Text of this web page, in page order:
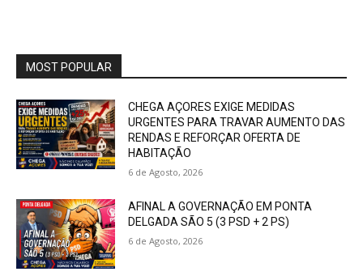
MOST POPULAR
CHEGA AÇORES EXIGE MEDIDAS
URGENTES PARA TRAVAR AUMENTO DAS
RENDAS E REFORÇAR OFERTA DE
HABITAÇÃO
6 de Agosto, 2026
AFINAL A GOVERNAÇÃO EM PONTA
DELGADA SÃO 5 (3 PSD + 2 PS)
6 de Agosto, 2026